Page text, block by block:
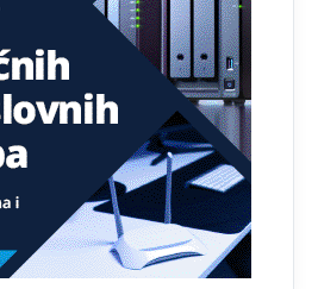
bilo koje vrste (desktop, laptop ili
11:34
starije od 65 godina uopšte ne
pristup računarima
11:45
umjesto dosadašnjeg znaka "X"
mora u potpunosti
je isključivo zbog tehničkih